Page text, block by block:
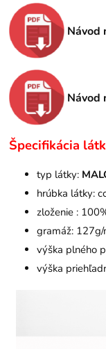
Návod
Návod
Špecifikácia
typ látky:
hrúbka látky:
zloženie :
gramáž: 127g/
výška plného
výška